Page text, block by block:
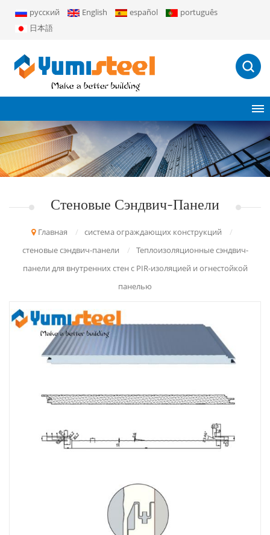
русский English español
português
日本語
Стеновые Сэндвич-Панели
Главная / система ограждающих конструкций
/
стеновые сэндвич-панели
/
Теплоизоляционные сэндвич-
панели для внутренних стен с PIR-изоляцией и огнестойкой
панелью